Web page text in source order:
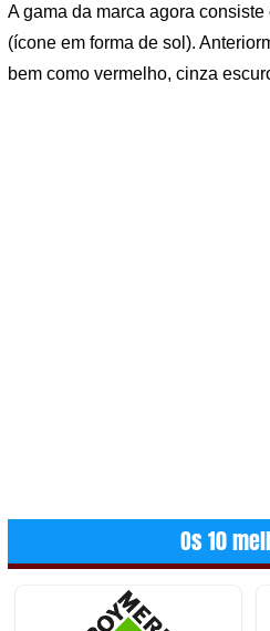
A gama da marca agora
(ícone em forma de sol).
bem como vermelho, cinza
Os 10